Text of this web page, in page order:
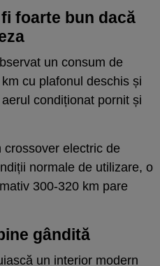
foarte bun dacă
un consum de
cu plafonul deschis și
condiționat pornit și
crossover electric de
normale de utilizare, o
300-320 km pare
gândită
un interior modern